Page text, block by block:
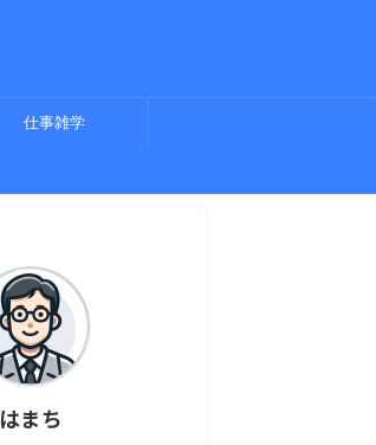
仕事雑学
はまち